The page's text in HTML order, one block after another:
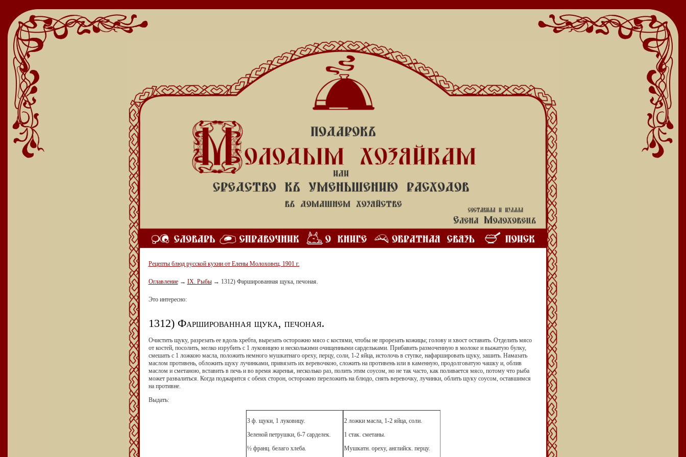
Рецепты блюд русской кухни от Елены Молоховец, 1901 г.
Оглавление → IX. Рыбы → 1312) Фаршированная щука, печоная.
Это интересно:
1312) Фаршированная щука, печоная.
Очистить щуку, разрезать ее вдоль хребта, вырезать осторожно мясо с костями, чтобы не прорезать кожицы; голову и хвост оставить. Отделить мясо
от костей, посолить, мелко изрубить с 1 луковицею и несколькими очищенными сардельками. Прибавить размоченную в молоке и выжатую булку,
смешать с 1 ложкою масла, положить немного мушкатнаго opеxy, перцу, соли, 1-2 яйца, истолочь в ступке, нафар­шировать щуку, зашить. Намазать
маслом противень, обложить щуку лучинками, привязать их веревочкою, сложить на противень или в каменную, продолговатую чашку и, облив
маслом и сметаною, вставить в печь и во время жаренья, не­сколько раз, полить этим соусом, но не так часто, как поливается мясо, по­тому что рыба
может развалиться. Когда поджарится с обеих сторон, осторожно переложить на блюдо, снять веревочку, лучинки, облить щуку соусом, оставшимся
на противне.
Выдать:
3 ф. щуки, 1 луковицу.
Зеленой петрушки, 6-7 сарделек.
½ франц. белаго хлеба.
2 ложки масла, 1-2 яйца, соли.
1 стак. сметаны.
Мушкатн. opеxy, английск. перцу.